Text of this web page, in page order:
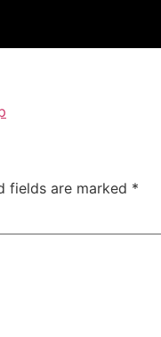
fields are marked *